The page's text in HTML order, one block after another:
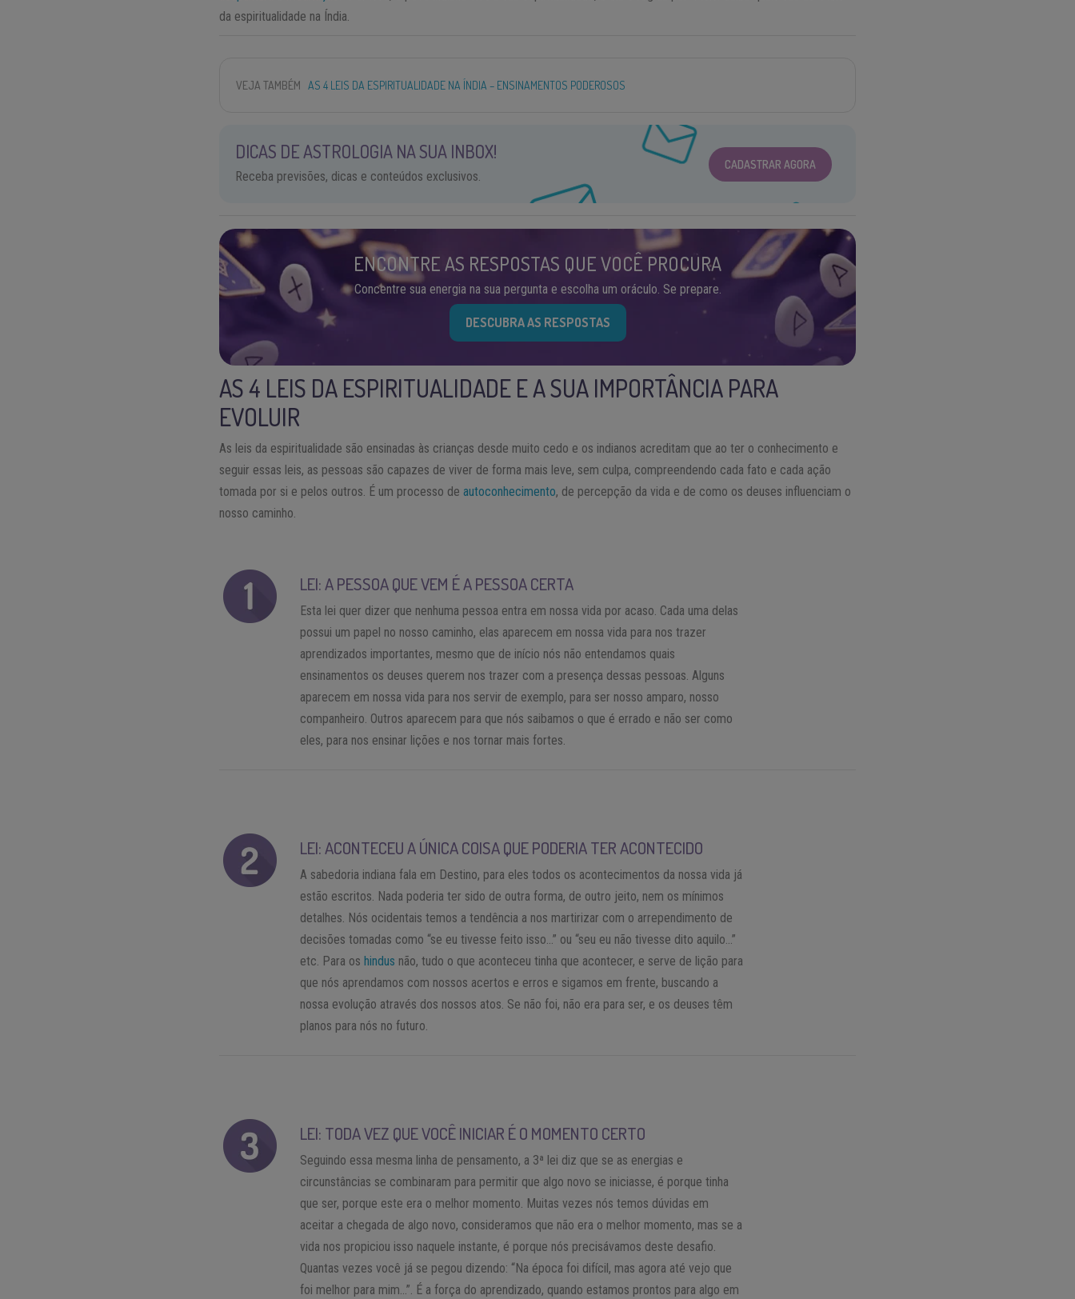
da espiritualidade na Índia.
VEJA TAMBÉM AS 4 LEIS DA ESPIRITUALIDADE NA ÍNDIA – ENSINAMENTOS PODEROSOS
DICAS DE ASTROLOGIA NA SUA INBOX!
Receba previsões, dicas e conteúdos exclusivos.
CADASTRAR AGORA
ENCONTRE AS RESPOSTAS QUE VOCÊ PROCURA
Concentre sua energia na sua pergunta e escolha um oráculo. Se prepare.
DESCUBRA AS RESPOSTAS
AS 4 LEIS DA ESPIRITUALIDADE E A SUA IMPORTÂNCIA PARA
EVOLUIR
As leis da espiritualidade são ensinadas às crianças desde muito cedo e os indianos acreditam que ao ter o conhecimento e
seguir essas leis, as pessoas são capazes de viver de forma mais leve, sem culpa, compreendendo cada fato e cada ação
tomada por si e pelos outros. É um processo deautoconhecimento, de percepção da vida e de como os deuses influenciam o
nosso caminho.
LEI: A PESSOA QUE VEM É A PESSOA CERTA
Esta lei quer dizer que nenhuma pessoa entra em nossa vida por acaso. Cada uma delas
possui um papel no nosso caminho, elas aparecem em nossa vida para nos trazer
aprendizados importantes, mesmo que de início nós não entendamos quais
ensinamentos os deuses querem nos trazer com a presença dessas pessoas. Alguns
aparecem em nossa vida para nos servir de exemplo, para ser nosso amparo, nosso
companheiro. Outros aparecem para que nós saibamos o que é errado e não ser como
eles, para nos ensinar lições e nos tornar mais fortes.
LEI: ACONTECEU A ÚNICA COISA QUE PODERIA TER ACONTECIDO
A sabedoria indiana fala em Destino, para eles todos os acontecimentos da nossa vida já
estão escritos. Nada poderia ter sido de outra forma, de outro jeito, nem os mínimos
detalhes. Nós ocidentais temos a tendência a nos martirizar com o arrependimento de
decisões tomadas como “se eu tivesse feito isso…” ou “seu eu não tivesse dito aquilo…”
etc. Para os hindus não, tudo o que aconteceu tinha que acontecer, e serve de lição para
que nós aprendamos com nossos acertos e erros e sigamos em frente, buscando a
nossa evolução através dos nossos atos. Se não foi, não era para ser, e os deuses têm
planos para nós no futuro.
LEI: TODA VEZ QUE VOCÊ INICIAR É O MOMENTO CERTO
Seguindo essa mesma linha de pensamento, a 3ª lei diz que se as energias e
circunstâncias se combinaram para permitir que algo novo se iniciasse, é porque tinha
que ser, porque este era o melhor momento. Muitas vezes nós temos dúvidas em
aceitar a chegada de algo novo, consideramos que não era o melhor momento, mas se a
vida nos propiciou isso naquele instante, é porque nós precisávamos deste desafio.
Quantas vezes você já se pegou dizendo: “Na época foi difícil, mas agora até vejo que
foi melhor para mim…”. É a força do aprendizado, quando estamos prontos para algo em